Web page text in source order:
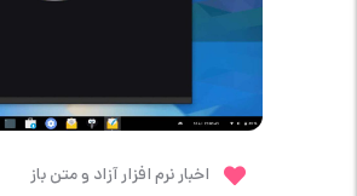
اخبار نرم افزار آزاد و متن باز